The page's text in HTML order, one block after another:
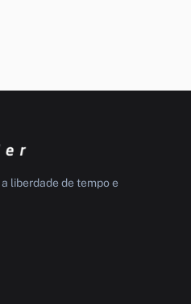
liberdade de tempo e